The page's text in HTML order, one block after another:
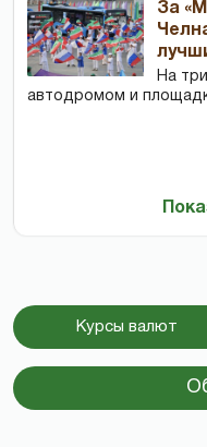
За
На
автодромом и
Курсы валют